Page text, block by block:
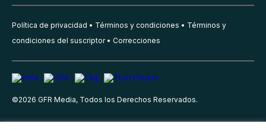
Política de privacidad Términos y condiciones
Términos y
condiciones del suscriptor
Correcciones
©2026 GFR Media, Todos los Derechos Reservados.